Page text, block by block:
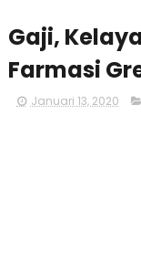
Gaji,
Farmasi
Januari 13, 2020